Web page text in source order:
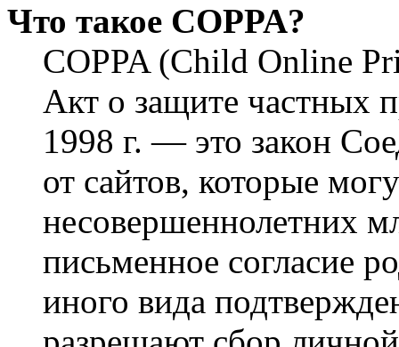
Что такое COPPA?
COPPA (Child Online
Акт о защите частных
1998 г. — это закон
от сайтов, которые
несовершеннолетних
письменное согласие
иного вида